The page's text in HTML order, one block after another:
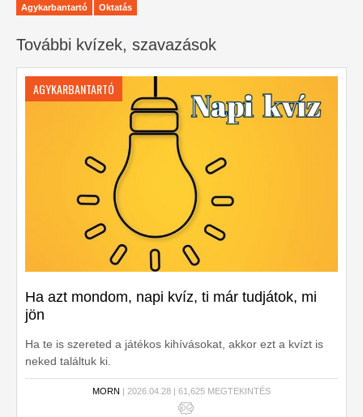
Agykarbantartó Oktatás
További kvízek, szavazások
AGYKARBANTARTÓ
Ha azt mondom, napi kvíz, ti már tudjátok, mi
jön
Ha te is szereted a játékos kihívásokat, akkor ezt a kvízt is
neked találtuk ki.
MORN | 2026.04.28 | 61,625 MEGTEKINTÉS